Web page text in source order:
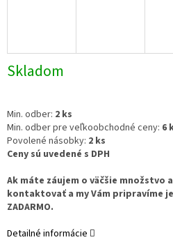
Skladom
Min. odber: 2 ks
Min. odber pre veľkoobchodné ceny: 6
Povolené násobky: 2 ks
Ceny sú uvedené s DPH
Ak máte záujem o väčšie množstvo
kontaktovať a my Vám pripravíme
ZADARMO.
Detailné informácie